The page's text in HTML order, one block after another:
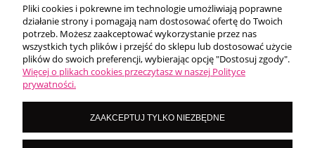
WARUNKI ZAKUPÓW
MOJE KONTO
O NAS
Pliki cookies i pokrewne im technologie umożliwiają poprawne
działanie strony i pomagają nam dostosować ofertę do Twoich
potrzeb. Możesz zaakceptować wykorzystanie przez nas
wszystkich tych plików i przejść do sklepu lub dostosować użycie
plików do swoich preferencji, wybierając opcję "Dostosuj zgody".
Więcej o plikach cookies przeczytasz w naszej Polityce
prywatności.
ZAAKCEPTUJ TYLKO NIEZBĘDNE